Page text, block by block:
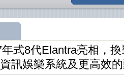
式8代Elantra亮相，
訊娛樂系統及更高效